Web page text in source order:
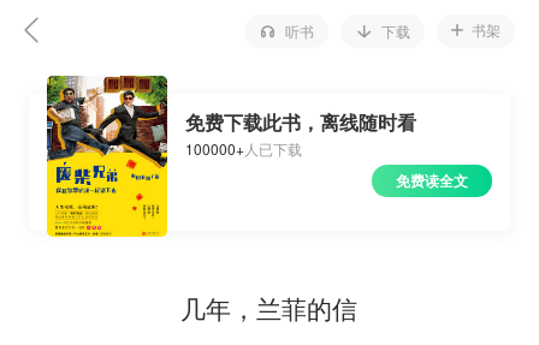
听书 下载 书架
免费下载此书，离线随时看
100000+人已下载
免费读全文
几年，兰菲的信